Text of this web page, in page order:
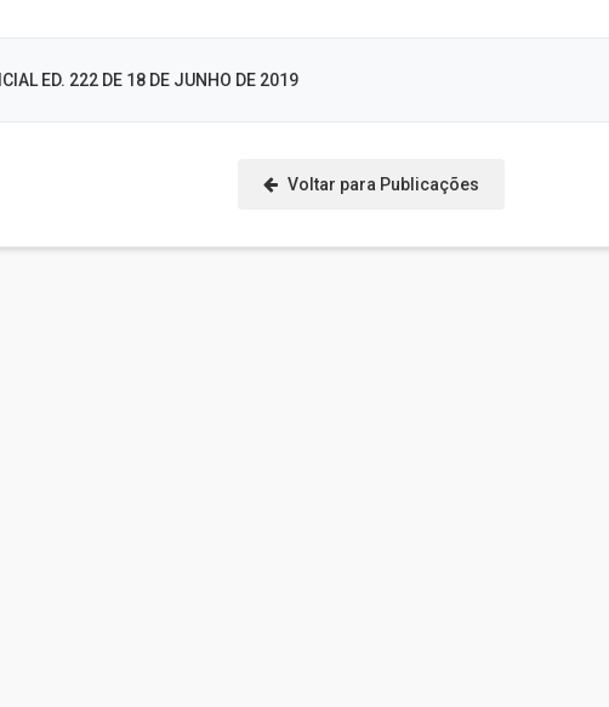
ED. 222 DE 18 DE JUNHO DE 2019
Voltar para Publicações